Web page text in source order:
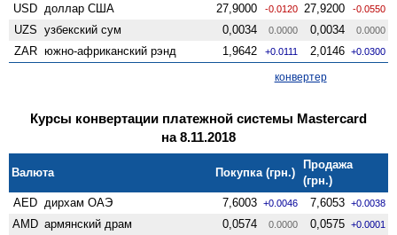
USD доллар США 27,9000 -0.0120 27,9200 -0.0550
UZS узбекский сум 0,0034 0.0000 0,0034 0.0000
ZAR южно-африканский рэнд 1,9642 +0.0111 2,0146 +0.0300
конвертер
Курсы конвертации платежной системы Mastercard
на 8.11.2018
Валюта Покупка (грн.)
Продажа
(грн.)
AED дирхам ОАЭ 7,6003 +0.0046 7,6053 +0.0038
AMD армянский драм 0,0574 0.0000 0,0575 +0.0001